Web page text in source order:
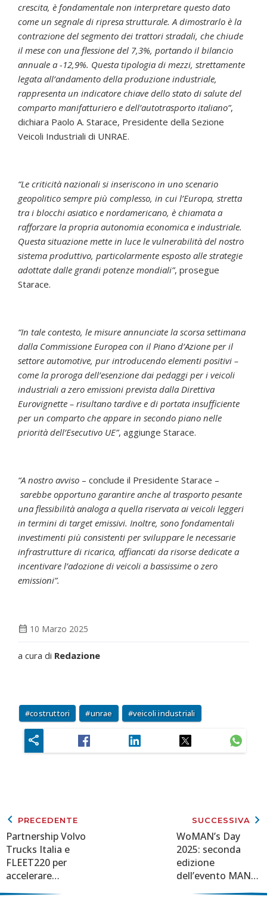
crescita, è fondamentale non interpretare questo dato
come un segnale di ripresa strutturale. A dimostrarlo è la
contrazione del segmento dei trattori stradali, che chiude
il mese con una flessione del 7,3%, portando il bilancio
annuale a -12,9%. Questa tipologia di mezzi, strettamente
legata all’andamento della produzione industriale,
rappresenta un indicatore chiave dello stato di salute del
comparto manifatturiero e dell’autotrasporto italiano”,
dichiara Paolo A. Starace, Presidente della Sezione
Veicoli Industriali di UNRAE.
“Le criticità nazionali si inseriscono in uno scenario
geopolitico sempre più complesso, in cui l’Europa, stretta
tra i blocchi asiatico e nordamericano, è chiamata a
rafforzare la propria autonomia economica e industriale.
Questa situazione mette in luce le vulnerabilità del nostro
sistema produttivo, particolarmente esposto alle strategie
adottate dalle grandi potenze mondiali”, prosegue
Starace.
“In tale contesto, le misure annunciate la scorsa settimana
dalla Commissione Europea con il Piano d’Azione per il
settore automotive, pur introducendo elementi positivi –
come la proroga dell’esenzione dai pedaggi per i veicoli
industriali a zero emissioni prevista dalla Direttiva
Eurovignette – risultano tardive e di portata insufficiente
per un comparto che appare in secondo piano nelle
priorità dell’Esecutivo UE”, aggiunge Starace.
“A nostro avviso – conclude il Presidente Starace –
sarebbe opportuno garantire anche al trasporto pesante
una flessibilità analoga a quella riservata ai veicoli leggeri
in termini di target emissivi. Inoltre, sono fondamentali
investimenti più consistenti per sviluppare le necessarie
infrastrutture di ricarica, affiancati da risorse dedicate a
incentivare l’adozione di veicoli a bassissime o zero
emissioni”.
calendar_month 10 Marzo 2025
a cura di Redazione
costruttori unrae veicoli industriali
keyboard_arrow_left PRECEDENTE
Partnership Volvo
Trucks Italia e
FLEET220 per
accelerare
SUCCESSIVA keyboard_arrow_right
WoMAN’s Day
2025: seconda
edizione
dell’evento MAN